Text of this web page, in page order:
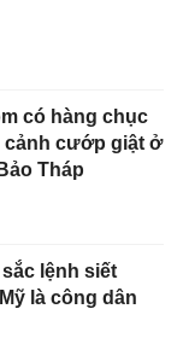
có hàng chục
cướp giật ở
Tháp
lệnh siết
là công dân